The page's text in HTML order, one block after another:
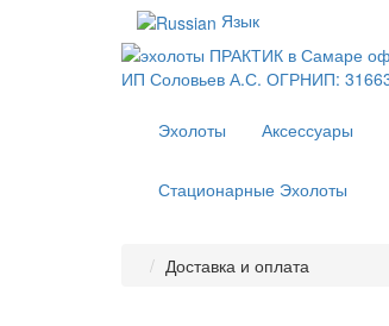
Язык
Эхолоты Аксессуары
Стационарные Эхолоты
Доставка и оплата